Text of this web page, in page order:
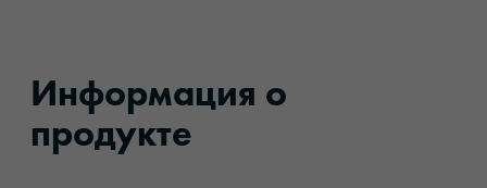
Информация о
продукте